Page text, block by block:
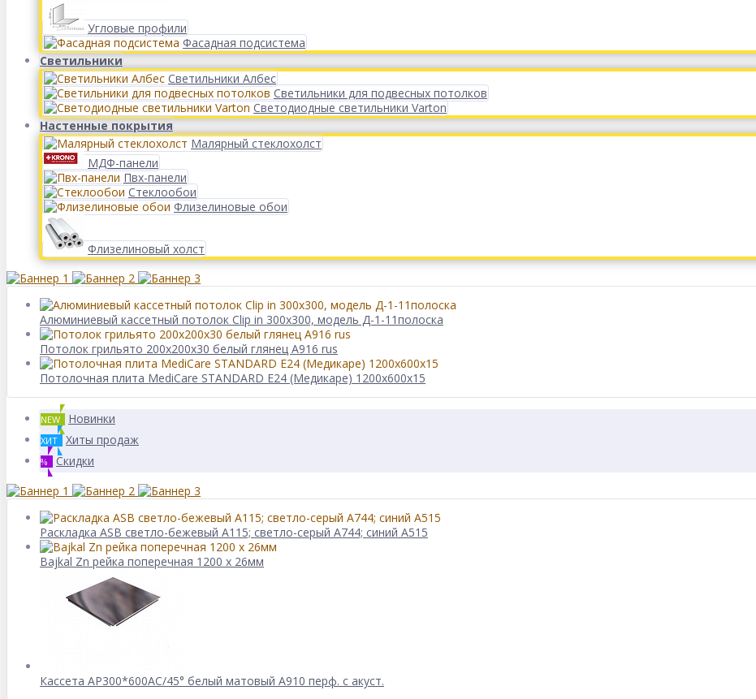
Угловые профили
Фасадная подсистема
Светильники
Светильники Албес
Светильники для подвесных потолков
Светодиодные светильники Varton
Настенные покрытия
Малярный стеклохолст
МДФ-панели
Пвх-панели
Стеклообои
Флизелиновые обои
Флизелиновый холст
Алюминиевый кассетный потолок Clip in 300х300, модель Д-1-11полоска
Потолок грильято 200х200х30 белый глянец А916 rus
Потолочная плита MediCare STANDARD E24 (Медикаре) 1200x600x15
NEW Новинки
ХИТ Хиты продаж
% Скидки
Раскладка ASB светло-бежевый А115; светло-серый А744; синий А515
Bajkal Zn рейка поперечная 1200 x 26мм
Кассета AP300*600AC/45° белый матовый А910 перф. с акуст.